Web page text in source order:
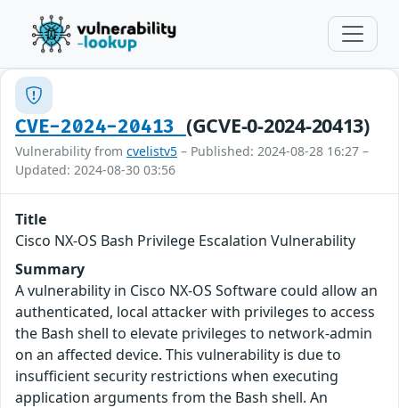
CVE-2024-20413 (GCVE-0-2024-20413)
Vulnerability from cvelistv5 – Published: 2024-08-28 16:27 –
Updated: 2024-08-30 03:56
Title
Cisco NX-OS Bash Privilege Escalation Vulnerability
Summary
A vulnerability in Cisco NX-OS Software could allow an
authenticated, local attacker with privileges to access
the Bash shell to elevate privileges to network-admin
on an affected device. This vulnerability is due to
insufficient security restrictions when executing
application arguments from the Bash shell. An